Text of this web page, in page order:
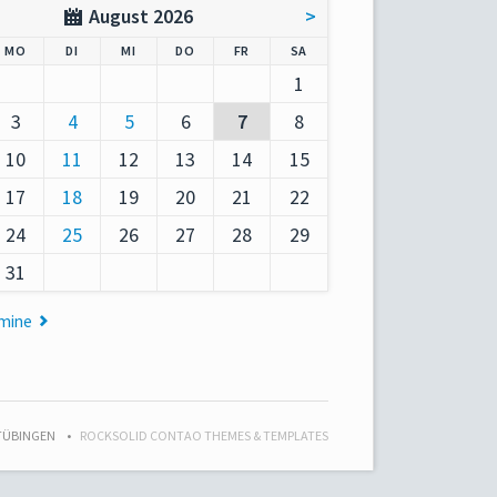
August 2026 >
MO DIENSTAG
MITTWOCH
DO NNERSTAG
FR SA
1
3 4 5 6 7
8
10 11 12 13 14
15
17 18 19 20 21
22
24 25 26 27 28
29
31
ROCKSOLID CONTAO THEMES & TEMPLATES